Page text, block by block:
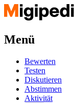
Menü
Bewerten
Testen
Diskutieren
Abstimmen
Aktivität